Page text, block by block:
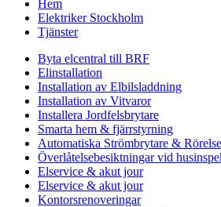
Hem
Elektriker Stockholm
Tjänster
Byta elcentral till BRF
Elinstallation
Installation av Elbilsladdning
Installation av Vitvaror
Installera Jordfelsbrytare
Smarta hem & fjärrstyrning
Automatiska Strömbrytare &
Överlåtelsebesiktningar vid
Elservice & akut jour
Elservice & akut jour
Kontorsrenoveringar